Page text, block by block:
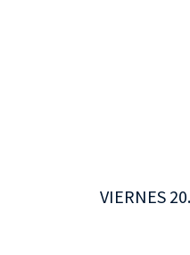
VIERNES